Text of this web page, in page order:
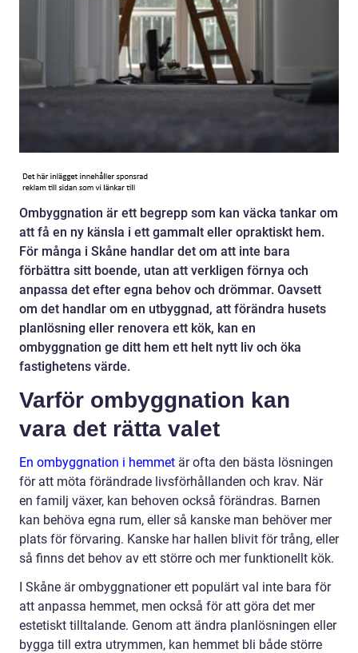
Ombyggnation är ett begrepp som kan väcka tankar om
att få en ny känsla i ett gammalt eller opraktiskt hem.
För många i Skåne handlar det om att inte bara
förbättra sitt boende, utan att verkligen förnya och
anpassa det efter egna behov och drömmar. Oavsett
om det handlar om en utbyggnad, att förändra husets
planlösning eller renovera ett kök, kan en
ombyggnation ge ditt hem ett helt nytt liv och öka
fastighetens värde.
Varför ombyggnation kan
vara det rätta valet
En ombyggnation i hemmet är ofta den bästa lösningen
för att möta förändrade livsförhållanden och krav. När
en familj växer, kan behoven också förändras. Barnen
kan behöva egna rum, eller så kanske man behöver mer
plats för förvaring. Kanske har hallen blivit för trång, eller
så finns det behov av ett större och mer funktionellt kök.
I Skåne är ombyggnationer ett populärt val inte bara för
att anpassa hemmet, men också för att göra det mer
estetiskt tilltalande. Genom att ändra planlösningen eller
bygga till extra utrymmen, kan hemmet bli både större